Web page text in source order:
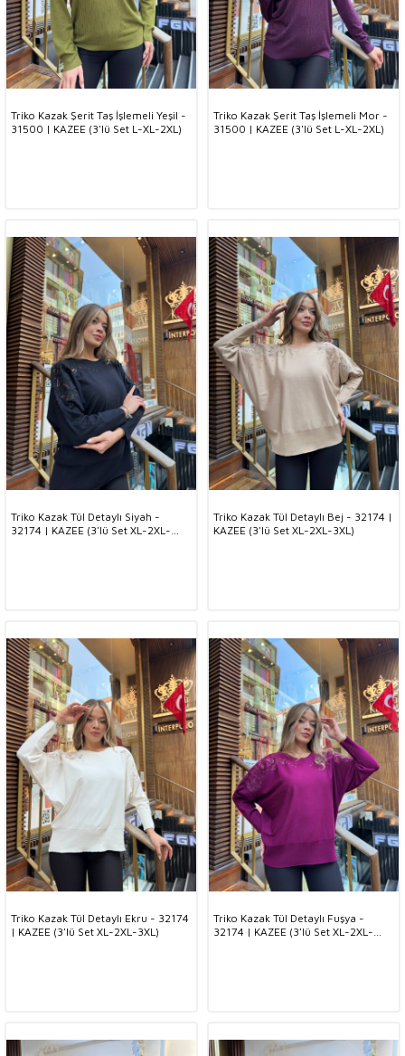
Triko Kazak Şerit Taş İşlemeli Yeşil -
31500 | KAZEE (3'lü Set L-XL-2XL)
Triko Kazak Şerit Taş İşlemeli Mor -
31500 | KAZEE (3'lü Set L-XL-2XL)
Triko Kazak Tül Detaylı Siyah -
32174 | KAZEE (3'lü Set XL-2XL-
Triko Kazak Tül Detaylı Bej - 32174 |
KAZEE (3'lü Set XL-2XL-3XL)
Triko Kazak Tül Detaylı Ekru - 32174
| KAZEE (3'lü Set XL-2XL-3XL)
Triko Kazak Tül Detaylı Fuşya -
32174 | KAZEE (3'lü Set XL-2XL-